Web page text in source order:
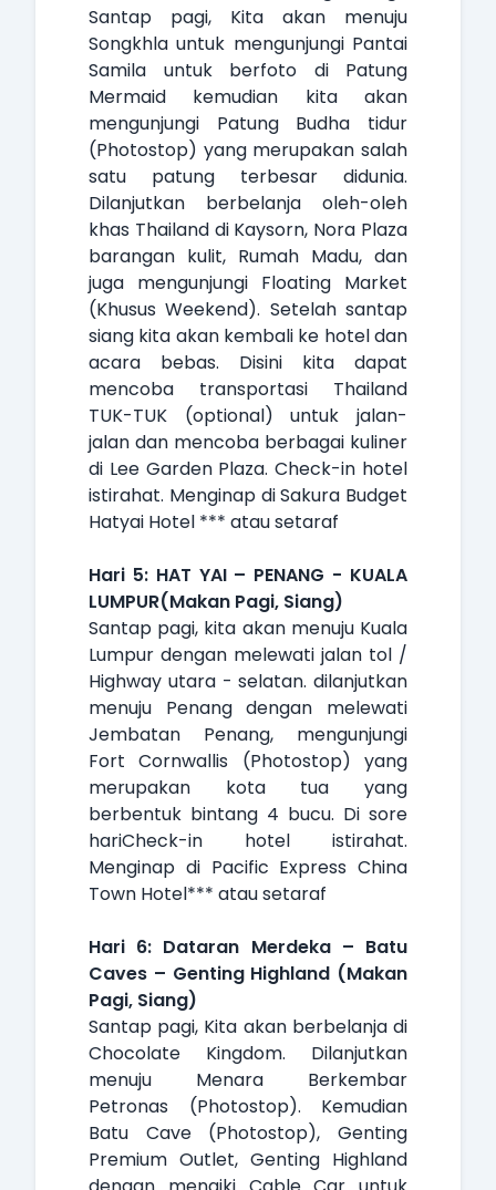
Santap pagi, Kita akan menuju
Songkhla untuk mengunjungi Pantai
Samila untuk berfoto di Patung
Mermaid kemudian kita akan
mengunjungi Patung Budha tidur
(Photostop) yang merupakan salah
satu patung terbesar didunia.
Dilanjutkan berbelanja oleh-oleh
khas Thailand di Kaysorn, Nora Plaza
barangan kulit, Rumah Madu, dan
juga mengunjungi Floating Market
(Khusus Weekend). Setelah santap
siang kita akan kembali ke hotel dan
acara bebas. Disini kita dapat
mencoba transportasi Thailand
TUK-TUK (optional) untuk jalan-
jalan dan mencoba berbagai kuliner
di Lee Garden Plaza. Check-in hotel
istirahat. Menginap di Sakura Budget
Hatyai Hotel *** atau setaraf
Hari 5: HAT YAI – PENANG - KUALA
LUMPUR(Makan Pagi, Siang)
Santap pagi, kita akan menuju Kuala
Lumpur dengan melewati jalan tol /
Highway utara - selatan. dilanjutkan
menuju Penang dengan melewati
Jembatan Penang, mengunjungi
Fort Cornwallis (Photostop) yang
merupakan kota tua yang
berbentuk bintang 4 bucu. Di sore
hariCheck-in hotel istirahat.
Menginap di Pacific Express China
Town Hotel*** atau setaraf
Hari 6: Dataran Merdeka – Batu
Caves – Genting Highland (Makan
Pagi, Siang)
Santap pagi, Kita akan berbelanja di
Chocolate Kingdom. Dilanjutkan
menuju Menara Berkembar
Petronas (Photostop). Kemudian
Batu Cave (Photostop), Genting
Premium Outlet, Genting Highland